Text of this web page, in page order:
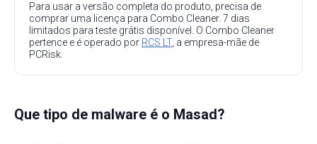
Para usar a versão completa do produto, precisa de
comprar uma licença para Combo Cleaner. 7 dias
limitados para teste grátis disponível. O Combo Cleaner
pertence e é operado por RCS LT, a empresa-mãe de
PCRisk.
Que tipo de malware é o Masad?